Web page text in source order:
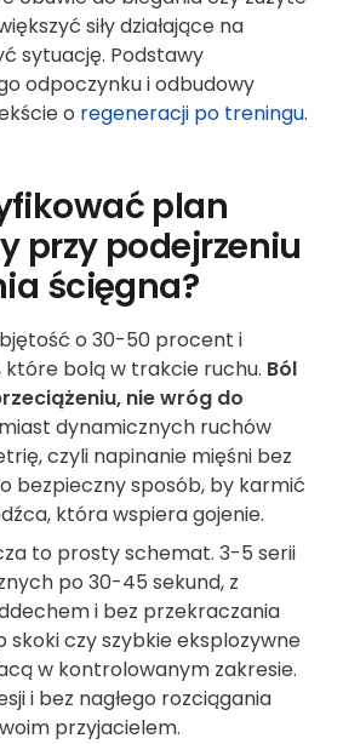
siły działające na
sytuację. Podstawy
odpoczynku i odbudowy
o regeneracji po treningu.
plan
przy podejrzeniu
ścięgna?
o 30-50 procent i
które bolą w trakcie ruchu. Ból
nie wróg do
dynamicznych ruchów
czyli napinanie mięśni bez
bezpieczny sposób, by karmić
która wspiera gojenie.
to prosty schemat. 3-5 serii
po 30-45 sekund, z
i bez przekraczania
skoki czy szybkie eksplozywne
w kontrolowanym zakresie.
i bez nagłego rozciągania
przyjacielem.